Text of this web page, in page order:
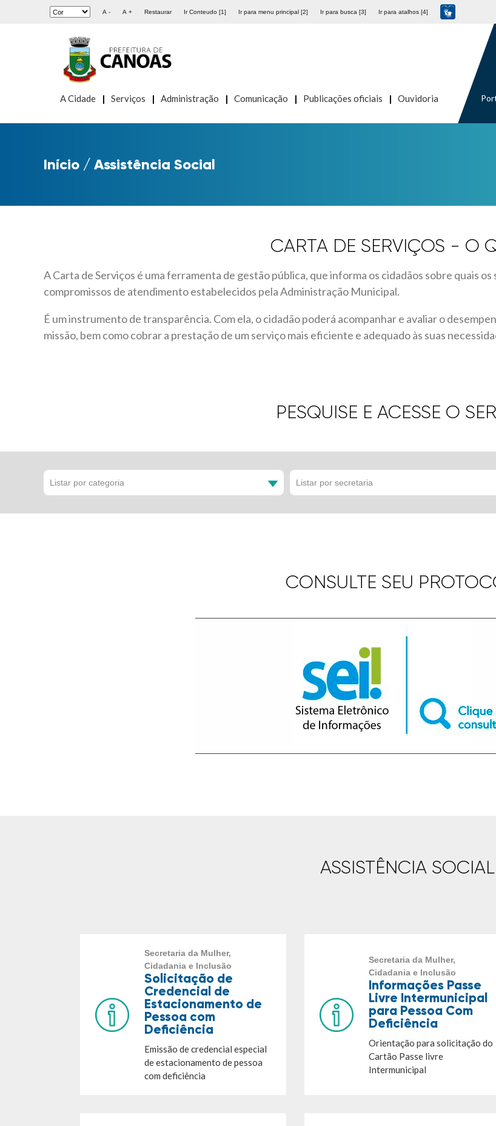
A - A + Restaurar Ir Conteudo [1] Ir para menu principal [2] Ir para busca [3] Ir para atalhos [4]
A Cidade Serviços Administração Comunicação Publicações oficiais Ouvidoria
Início / Assistência Social
CARTA DE SERVIÇOS - O
A Carta de Serviços é uma ferramenta de gestão pública, que informa os cidadãos sobre quais
compromissos de atendimento estabelecidos pela Administração Municipal.
É um instrumento de transparência. Com ela, o cidadão poderá acompanhar e avaliar o
missão, bem como cobrar a prestação de um serviço mais eficiente e adequado às suas
PESQUISE E ACESSE O
Listar por categoria Listar por secretaria
CONSULTE SEU
ASSISTÊNCIA SOCIAL
Secretaria da Mulher,
Cidadania e Inclusão
Solicitação de
Credencial de
Estacionamento de
Pessoa com
Deficiência
Emissão de credencial especial
de estacionamento de pessoa
com deficiência
Secretaria da Mulher,
Cidadania e Inclusão
Informações Passe
Livre Intermunicipal
para Pessoa Com
Deficiência
Orientação para solicitação do
Cartão Passe livre
Intermunicipal